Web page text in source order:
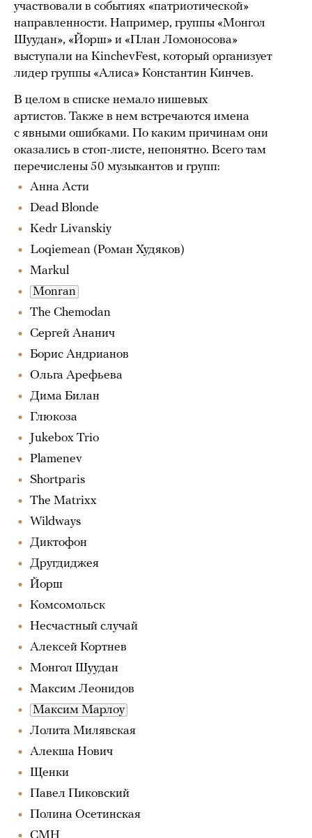
участвовали в событиях «патриотической»
направленности. Например, группы «Монгол
Шуудан», «Йорш» и «План Ломоносова»
выступали на KinchevFest, который организует
лидер группы «Алиса» Константин Кинчев.
В целом в списке немало нишевых
артистов. Также в нем встречаются имена
с явными ошибками. По каким причинам они
оказались в стоп-листе, непонятно. Всего там
перечислены 50 музыкантов и групп:
Анна Асти
Dead Blonde
Kedr Livanskiy
Loqiemean (Роман Худяков)
Markul
Monran
The Chemodan
Сергей Ананич
Борис Андрианов
Ольга Арефьева
Дима Билан
Глюкоза
Jukebox Trio
Plamenev
Shortparis
The Matrixx
Wildways
Диктофон
Другдиджея
Йорш
Комсомольск
Несчастный случай
Алексей Кортнев
Монгол Шуудан
Максим Леонидов
Максим Марлоу
Лолита Милявская
Алекша Нович
Щенки
Павел Пиковский
Полина Осетинская